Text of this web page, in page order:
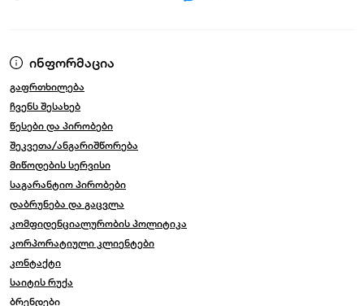
ინფორმაცია
გაფრთხილება
ჩვენს შესახებ
წესები და პირობები
შეკვეთა/ანგარიშწორება
მიწოდების სერვისი
საგარანტიო პირობები
დაბრუნება და გაცვლა
კომფიდენციალურობის პოლიტიკა
კორპორატიული კლიენტები
კონტაქტი
საიტის რუქა
ბრენდები